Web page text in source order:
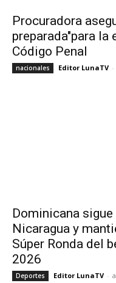
Procuradora
preparada"para la
Código Penal
nacionales Editor LunaTV -
Dominicana
Nicaragua y
Súper Ronda del
2026
Deportes Editor LunaTV -